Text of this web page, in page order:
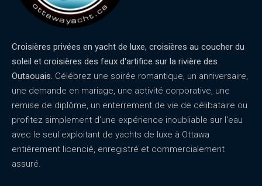
Croisières privées en yacht de luxe, croisières au coucher du
soleil et croisières des feux d'artifice sur la rivière des
Outaouais. Célébrez une soirée romantique, un anniversaire,
une demande en mariage, une activité corporative, une
remise de diplôme, un enterrement de vie de célibataire ou
profitez simplement d'une expérience inoubliable sur l'eau
avec le seul exploitant de yachts de luxe à Ottawa
entièrement licencié, enregistré et commercialement
assuré.